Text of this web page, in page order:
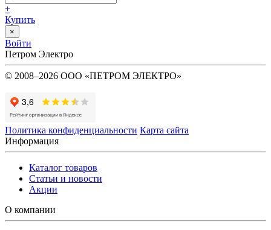
+
Купить
×
Войти
Петром Электро
© 2008–2026 ООО «ПЕТРОМ ЭЛЕКТРО»
Политика конфиденциальности Карта сайта
Информация
Каталог товаров
Статьи и новости
Акции
О компании